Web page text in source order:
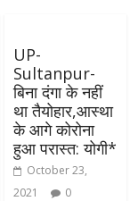
UP-
Sultanpur-
बिना दंगा के नहीं
था तैयोहार,आस्था
के आगे कोरोना
हुआ परास्त: योगी*
October 23,
2021
0